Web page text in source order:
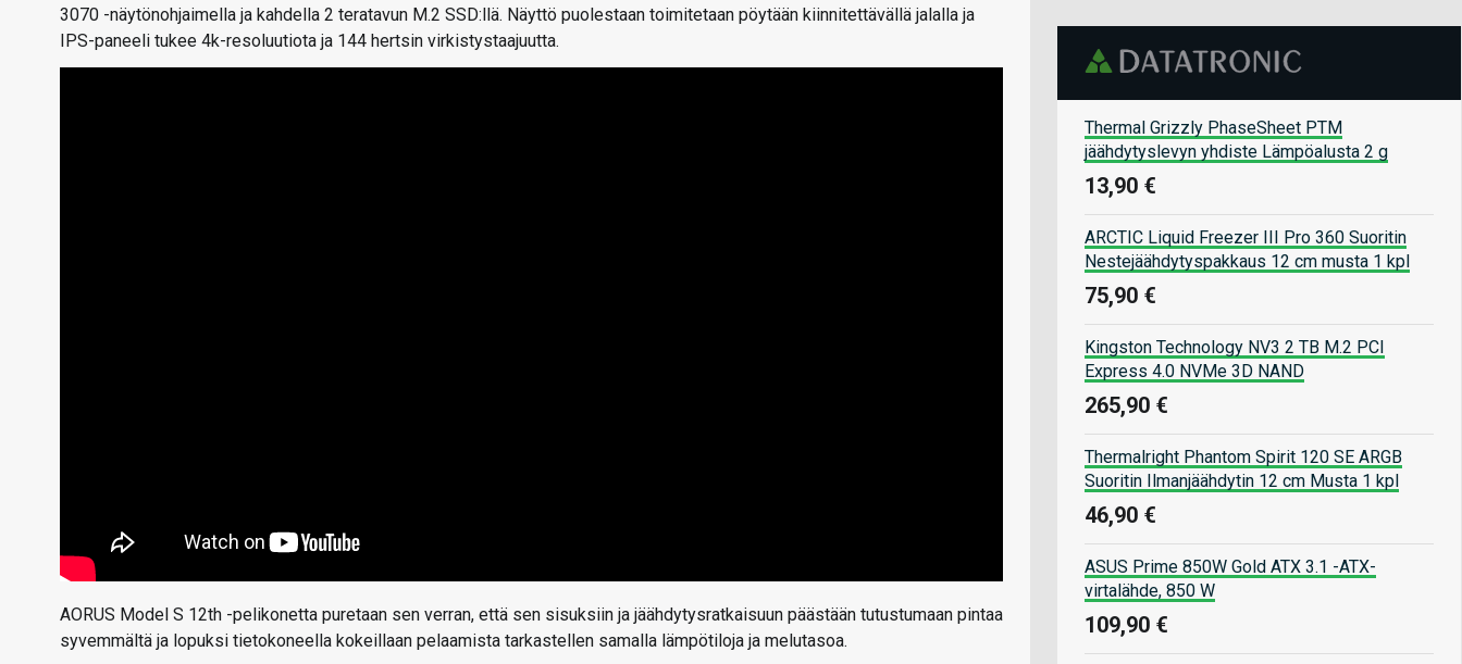
3070 -näytönohjaimella ja kahdella 2 teratavun M.2 SSD:llä. Näyttö puolestaan toimitetaan pöytään kiinnitettävällä jalalla ja
IPS-paneeli tukee 4k-resoluutiota ja 144 hertsin virkistystaajuutta.
AORUS Model S 12th -pelikonetta puretaan sen verran, että sen sisuksiin ja jäähdytysratkaisuun päästään tutustumaan pintaa
syvemmältä ja lopuksi tietokoneella kokeillaan pelaamista tarkastellen samalla lämpötiloja ja melutasoa.
Thermal Grizzly PhaseSheet PTM
jäähdytyslevyn yhdiste Lämpöalusta 2 g
13,90 €
ARCTIC Liquid Freezer III Pro 360 Suoritin
Nestejäähdytyspakkaus 12 cm musta 1 kpl
75,90 €
Kingston Technology NV3 2 TB M.2 PCI
Express 4.0 NVMe 3D NAND
265,90 €
Thermalright Phantom Spirit 120 SE ARGB
Suoritin Ilmanjäähdytin 12 cm Musta 1 kpl
46,90 €
ASUS Prime 850W Gold ATX 3.1 -ATX-
virtalähde, 850 W
109,90 €